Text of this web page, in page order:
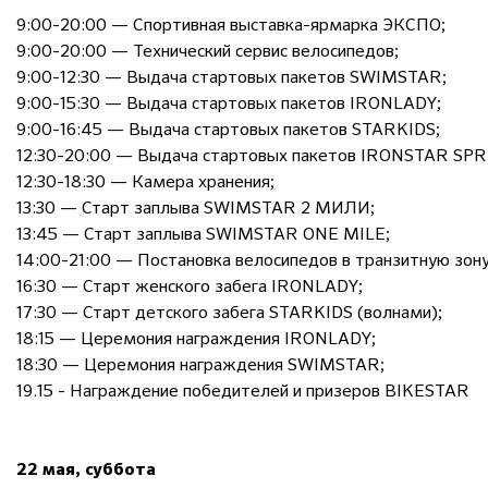
9:00-20:00 — Спортивная выставка-ярмарка ЭКСПО;
9:00-20:00 — Технический сервис велосипедов;
9:00-12:30 — Выдача стартовых пакетов SWIMSTAR;
9:00-15:30 — Выдача стартовых пакетов IRONLADY;
9:00-16:45 — Выдача стартовых пакетов STARKIDS;
12:30-20:00 — Выдача стартовых пакетов IRONSTAR
12:30-18:30 — Камера хранения;
13:30 — Старт заплыва SWIMSTAR 2 МИЛИ;
13:45 — Старт заплыва SWIMSTAR ONE MILE;
14:00-21:00 — Постановка велосипедов в транзитную
16:30 — Старт женского забега IRONLADY;
17:30 — Старт детского забега STARKIDS (волнами);
18:15 — Церемония награждения IRONLADY;
18:30 — Церемония награждения SWIMSTAR;
19.15 - Награждение победителей и призеров BIKESTAR
22 мая, суббота